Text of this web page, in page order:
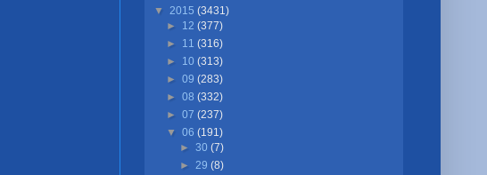
▼ 2015 (3431)
► 12(377)
► 11(316)
► 10(313)
►09(283)
►08(332)
►07(237)
▼06(191)
► 30 (7)
► 29 (8)